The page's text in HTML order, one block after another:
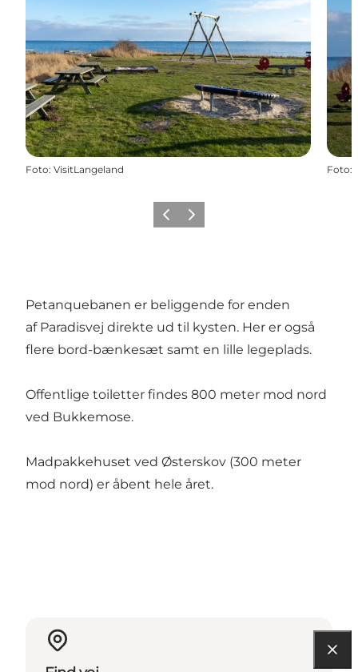
Foto: VisitLangeland Foto:
ForrigeNæste
Petanquebanen er beliggende for enden
af Paradisvej direkte ud til kysten. Her er også
flere bord-bænkesæt samt en lille legeplads.
Offentlige toiletter findes 800 meter mod nord
ved Bukkemose.
Madpakkehuset ved Østerskov (300 meter
mod nord) er åbent hele året.